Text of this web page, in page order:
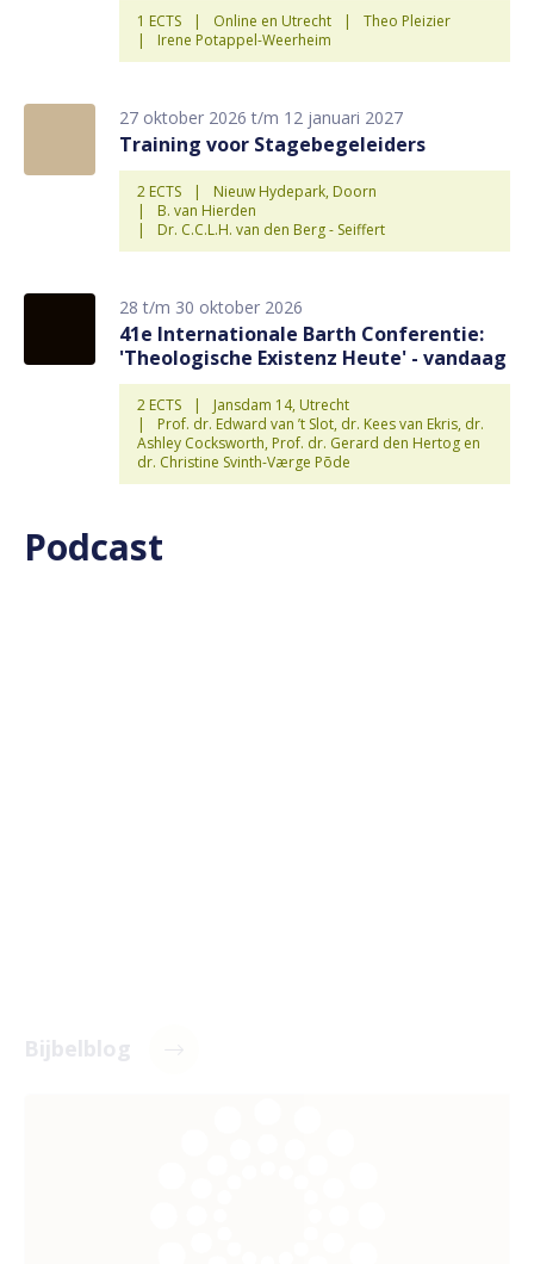
1 ECTS Online en Utrecht
Theo Pleizier
Irene Potappel-Weerheim
27 oktober 2026 t/m 12 januari 2027
Training voor Stagebegeleiders
2 ECTS
Nieuw Hydepark, Doorn
B. van Hierden
Dr. C.C.L.H. van den Berg - Seiffert
28 t/m 30 oktober 2026
41e Internationale Barth Conferentie:
'Theologische Existenz Heute' - vandaag
2 ECTS
Jansdam 14, Utrecht
Prof. dr. Edward van ’t Slot, dr. Kees van Ekris, dr.
Ashley Cocksworth, Prof. dr. Gerard den Hertog en
dr. Christine Svinth-Værge Põde
Podcast
Bijbelblog